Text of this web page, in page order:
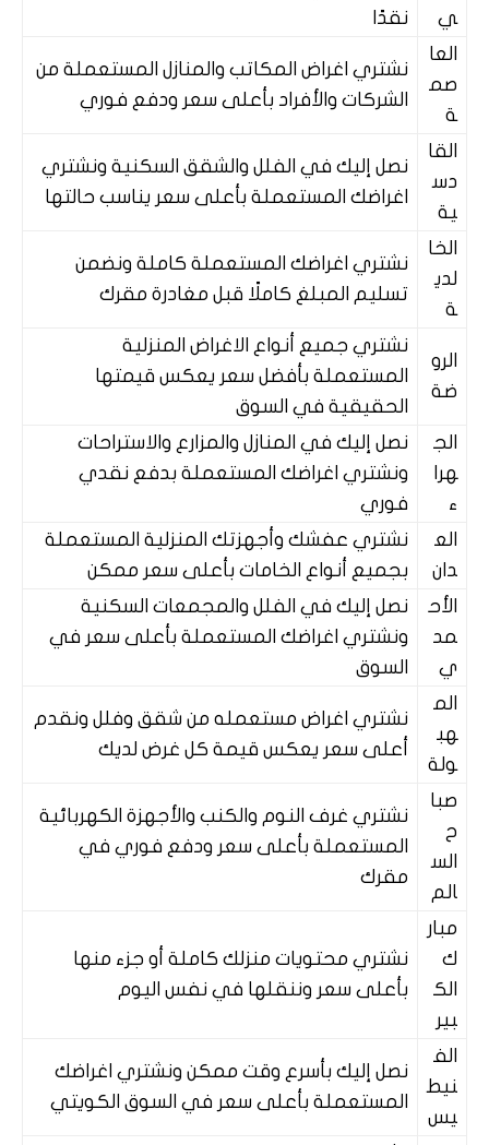
ي
نقدًا
العا
صم
ة
نشتري اغراض المكاتب والمنازل المستعملة من
الشركات والأفراد بأعلى سعر ودفع فوري
القا
دس
ية
نصل إليك في الفلل والشقق السكنية ونشتري
اغراضك المستعملة بأعلى سعر يناسب حالتها
الخا
لدي
ة
نشتري اغراضك المستعملة كاملة ونضمن
تسليم المبلغ كاملًا قبل مغادرة مقرك
الرو
ضة
نشتري جميع أنواع الاغراض المنزلية
المستعملة بأفضل سعر يعكس قيمتها
الحقيقية في السوق
الج
هرا
ء
نصل إليك في المنازل والمزارع والاستراحات
ونشتري اغراضك المستعملة بدفع نقدي
فوري
الع
دان
نشتري عفشك وأجهزتك المنزلية المستعملة
بجميع أنواع الخامات بأعلى سعر ممكن
الأح
مد
ي
نصل إليك في الفلل والمجمعات السكنية
ونشتري اغراضك المستعملة بأعلى سعر في
السوق
الم
هب
ولة
نشتري اغراض مستعمله من شقق وفلل ونقدم
أعلى سعر يعكس قيمة كل غرض لديك
صبا
ح
الس
الم
نشتري غرف النوم والكنب والأجهزة الكهربائية
المستعملة بأعلى سعر ودفع فوري في
مقرك
مبار
ك
الك
بير
نشتري محتويات منزلك كاملة أو جزء منها
بأعلى سعر وننقلها في نفس اليوم
الف
نيط
يس
نصل إليك بأسرع وقت ممكن ونشتري اغراضك
المستعملة بأعلى سعر في السوق الكويتي